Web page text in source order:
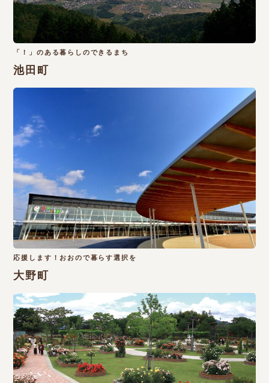
「！」のある暮らしのできるまち
池田町
応援します！おおので暮らす選択を
大野町